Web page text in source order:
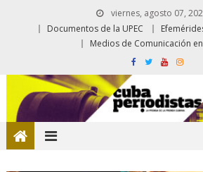
viernes, agosto 07,
Documentos de la UPEC
Medios de Comunicación